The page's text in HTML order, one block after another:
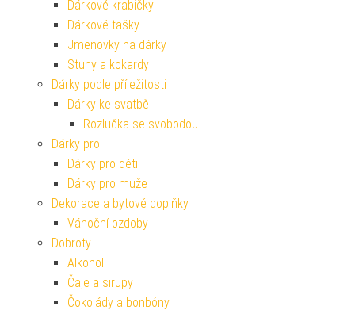
Dárkové krabičky
Dárkové tašky
Jmenovky na dárky
Stuhy a kokardy
Dárky podle příležitosti
Dárky ke svatbě
Rozlučka se svobodou
Dárky pro
Dárky pro děti
Dárky pro muže
Dekorace a bytové doplňky
Vánoční ozdoby
Dobroty
Alkohol
Čaje a sirupy
Čokolády a bonbóny